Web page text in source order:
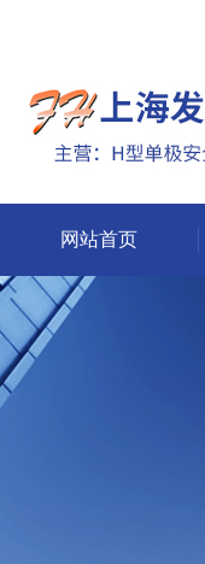
网站首页